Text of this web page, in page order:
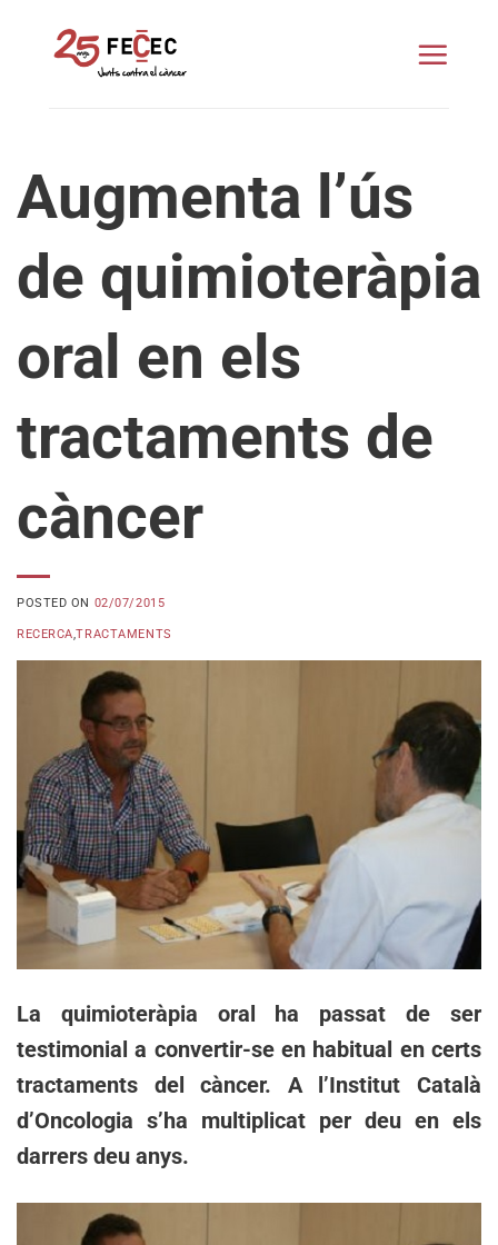
Augmenta l’ús
de quimioteràpia
oral en els
tractaments de
càncer
POSTED ON 02/07/2015
RECERCA,TRACTAMENTS
La quimioteràpia oral ha passat de ser
testimonial a convertir-se en habitual en certs
tractaments del càncer. A l’Institut Català
d’Oncologia s’ha multiplicat per deu en els
darrers deu anys.